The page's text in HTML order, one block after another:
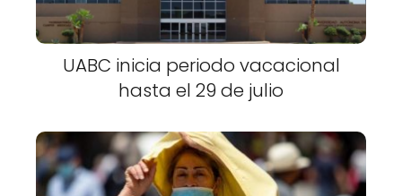
UABC inicia periodo vacacional
hasta el 29 de julio